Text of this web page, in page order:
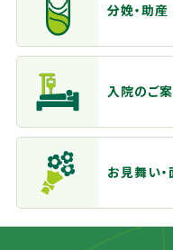
分娩・助産
入院のご
お見舞い